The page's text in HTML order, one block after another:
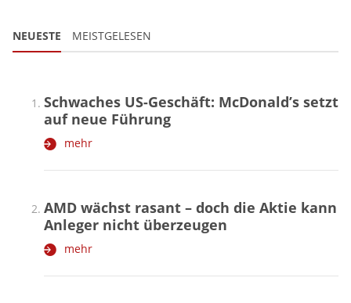
NEUESTE MEISTGELESEN
Schwaches US-Geschäft: McDonald’s setzt
auf neue Führung
mehr
AMD wächst rasant – doch die Aktie kann
Anleger nicht überzeugen
mehr